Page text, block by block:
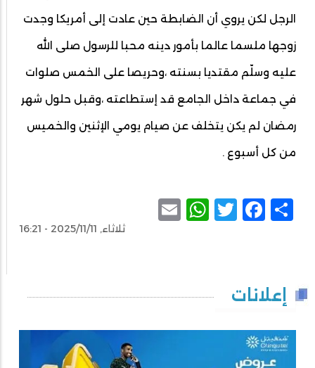
الرجل لكن يروي أن الضابطة حين عادت إلى أمريكا وجدت
زوجها ملسما عالما بأمور دينه محبا للرسول صلى الله
عليه وسلّم مقتديا بسنته ،وحريصا على الخمس صلوات
في جماعة داخل الجامع قد إستطاعته ،وقبل حلول شهر
رمضان لم يكن يتخلف عن صيام يومي الإثنين والخميس
من كل أسبوع .
Share
Facebook
Twitter
WhatsApp
ثلاثاء, 2025/11/11 - 16:21
إعلانات